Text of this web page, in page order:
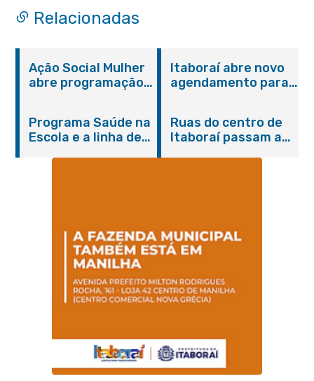
Relacionadas
Ação Social Mulher
abre programação
serviços gratuitos e
orientações
Itaboraí abre novo
agendamento para
Programa Saúde na
Escola e a linha de
Magalhães Seabra
Ruas do centro de
Itaboraí passam a